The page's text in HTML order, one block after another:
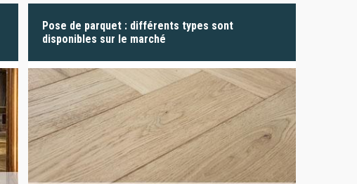
Pose de parquet : différents types sont
disponibles sur le marché